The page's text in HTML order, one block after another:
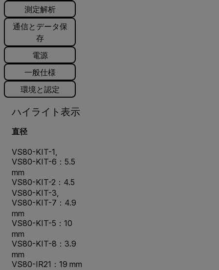
測定解析
通信とデータ保
存
電源
一般仕様
環境と認定
ハイライト表示
直径
VS80-KIT-1,
VS80-KIT-6：5.5
mm
VS80-KIT-2：4.5
VS80-KIT-3,
VS80-KIT-7：4.9
mm
VS80-KIT-5：10
mm
VS80-KIT-8：3.9
mm
VS80-IR21：19 mm